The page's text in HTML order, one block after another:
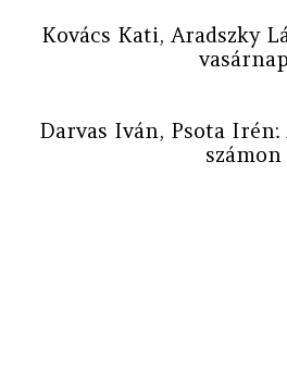
Kovács Kati, Aradszky
vasárnap
Darvas Iván, Psota
számon